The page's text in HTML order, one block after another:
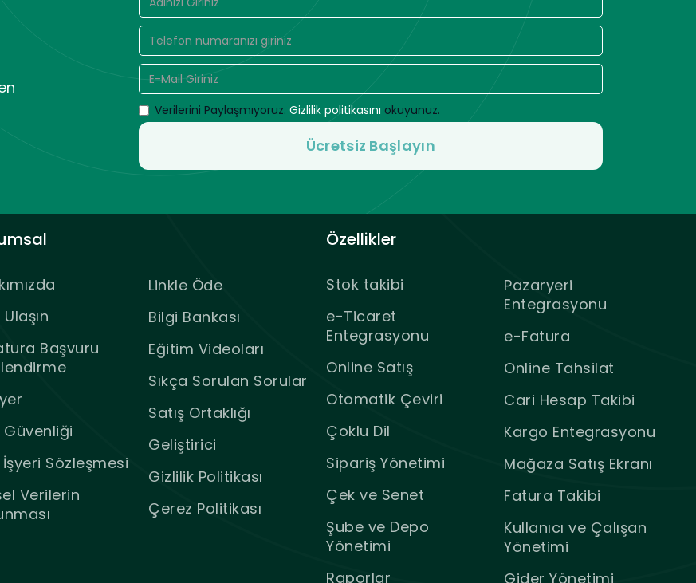
Verilerini Paylaşmıyoruz. Gizlilik politikasını okuyunuz.
Başvuru
Güvenliği
İşyeri Sözleşmesi
Verilerin
Linkle Öde
Bilgi Bankası
Eğitim Videoları
Sıkça Sorulan Sorular
Satış Ortaklığı
Geliştirici
Gizlilik Politikası
Çerez Politikası
Özellikler
Stok takibi
e-Ticaret
Entegrasyonu
Online Satış
Otomatik Çeviri
Çoklu Dil
Sipariş Yönetimi
Çek ve Senet
Şube ve Depo
Yönetimi
Raporlar
Pazaryeri
Entegrasyonu
e-Fatura
Online Tahsilat
Cari Hesap Takibi
Kargo Entegrasyonu
Mağaza Satış Ekranı
Fatura Takibi
Kullanıcı ve Çalışan
Yönetimi
Gider Yönetimi